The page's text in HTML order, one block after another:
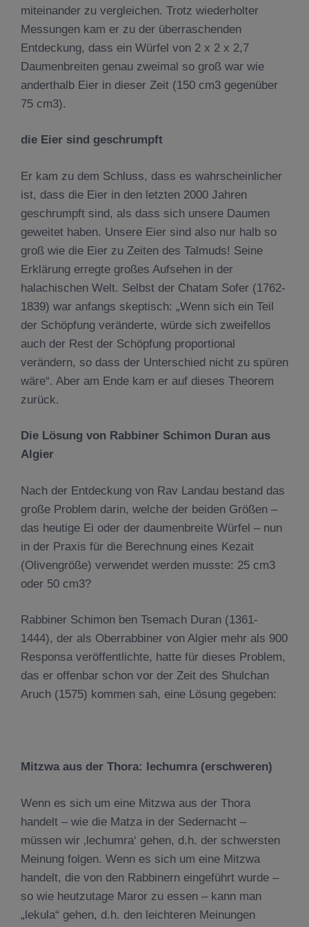
miteinander zu vergleichen. Trotz wiederholter
Messungen kam er zu der überraschenden
Entdeckung, dass ein Würfel von 2 x 2 x 2,7
Daumenbreiten genau zweimal so groß war wie
anderthalb Eier in dieser Zeit (150 cm3 gegenüber
75 cm3).
die Eier sind geschrumpft
Er kam zu dem Schluss, dass es wahrscheinlicher
ist, dass die Eier in den letzten 2000 Jahren
geschrumpft sind, als dass sich unsere Daumen
geweitet haben. Unsere Eier sind also nur halb so
groß wie die Eier zu Zeiten des Talmuds! Seine
Erklärung erregte großes Aufsehen in der
halachischen Welt. Selbst der Chatam Sofer (1762-
1839) war anfangs skeptisch: „Wenn sich ein Teil
der Schöpfung veränderte, würde sich zweifellos
auch der Rest der Schöpfung proportional
verändern, so dass der Unterschied nicht zu spüren
wäre“. Aber am Ende kam er auf dieses Theorem
zurück.
Die Lösung von Rabbiner Schimon Duran aus
Algier
Nach der Entdeckung von Rav Landau bestand das
große Problem darin, welche der beiden Größen –
das heutige Ei oder der daumenbreite Würfel – nun
in der Praxis für die Berechnung eines Kezait
(Olivengröße) verwendet werden musste: 25 cm3
oder 50 cm3?
Rabbiner Schimon ben Tsemach Duran (1361-
1444), der als Oberrabbiner von Algier mehr als 900
Responsa veröffentlichte, hatte für dieses Problem,
das er offenbar schon vor der Zeit des Shulchan
Aruch (1575) kommen sah, eine Lösung gegeben:
Mitzwa aus der Thora: lechumra (erschweren)
Wenn es sich um eine Mitzwa aus der Thora
handelt – wie die Matza in der Sedernacht –
müssen wir ‚lechumra‘ gehen, d.h. der schwersten
Meinung folgen. Wenn es sich um eine Mitzwa
handelt, die von den Rabbinern eingeführt wurde –
so wie heutzutage Maror zu essen – kann man
„lekula“ gehen, d.h. den leichteren Meinungen